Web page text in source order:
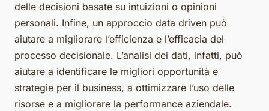
delle decisioni basate su intuizioni o opinioni
personali. Infine, un approccio data driven può
aiutare a migliorare l’efficienza e l’efficacia del
processo decisionale. L’analisi dei dati, infatti, può
aiutare a identificare le migliori opportunità e
strategie per il business, a ottimizzare l’uso delle
risorse e a migliorare la performance aziendale.